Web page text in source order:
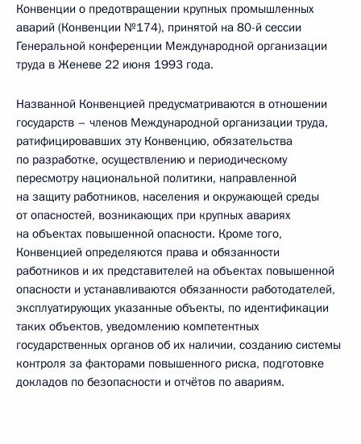
Конвенции о предотвращении крупных промышленных
аварий (Конвенции №174), принятой на 80-й сессии
Генеральной конференции Международной организации
труда в Женеве 22 июня 1993 года.
Названной Конвенцией предусматриваются в отношении
государств – членов Международной организации труда,
ратифицировавших эту Конвенцию, обязательства
по разработке, осуществлению и периодическому
пересмотру национальной политики, направленной
на защиту работников, населения и окружающей среды
от опасностей, возникающих при крупных авариях
на объектах повышенной опасности. Кроме того,
Конвенцией определяются права и обязанности
работников и их представителей на объектах повышенной
опасности и устанавливаются обязанности работодателей,
эксплуатирующих указанные объекты, по идентификации
таких объектов, уведомлению компетентных
государственных органов об их наличии, созданию системы
контроля за факторами повышенного риска, подготовке
докладов по безопасности и отчётов по авариям.